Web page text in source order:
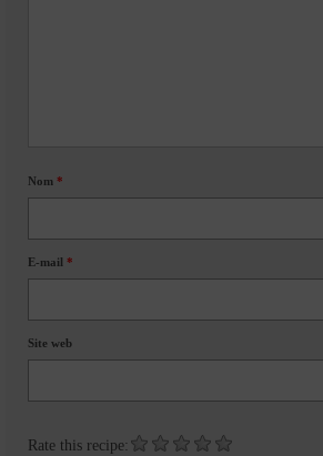
Nom *
E-mail *
Site web
Rate this recipe: